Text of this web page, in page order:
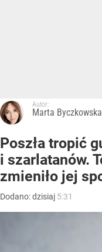
Autor:
Marta
Poszła tropić
i szarlatanów.
zmieniło jej
Dodano:dzisiaj 5:31